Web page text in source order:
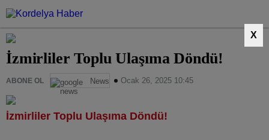
X
İzmirliler Toplu Ulaşıma Döndü!
ABONE OL News Ocak 26, 2025 10:45
İzmirliler Toplu Ulaşıma Döndü!